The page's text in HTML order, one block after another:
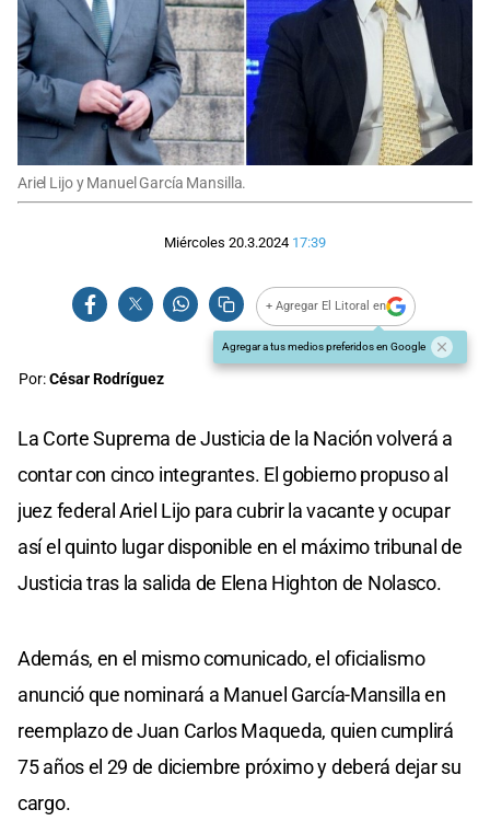
Ariel Lijo y Manuel García Mansilla.
Miércoles 20.3.2024 17:39
+ Agregar El Litoral en
Agregar a tus medios preferidos en Google
Por:César Rodríguez
La Corte Suprema de Justicia de la Nación volverá a
contar con cinco integrantes. El gobierno propuso al
juez federal Ariel Lijo para cubrir la vacante y ocupar
así el quinto lugar disponible en el máximo tribunal de
Justicia tras la salida de Elena Highton de Nolasco.
Además, en el mismo comunicado, el oficialismo
anunció que nominará a Manuel García-Mansilla en
reemplazo de Juan Carlos Maqueda, quien cumplirá
75 años el 29 de diciembre próximo y deberá dejar su
cargo.